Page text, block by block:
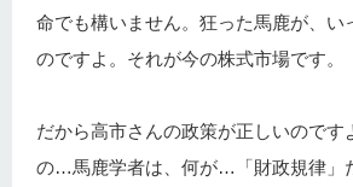
命でも構いません。狂った馬鹿が、
のですよ。それが今の株式市場です。
だから高市さんの政策が正しいのです
の…馬鹿学者は、何が…「財政規律」